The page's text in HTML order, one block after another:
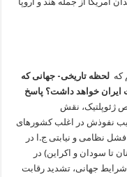
که لحظه تاریخی- جهانی که
ایران خواهد داشت؟ پاسخ
ژئوپلتیک، نقش
نفوذش در اغلب کشورهای
نظامی و نیابتی‌‌ ج.ا در
تا سودان و اکراین) در
جهانی، تشدید رقابت